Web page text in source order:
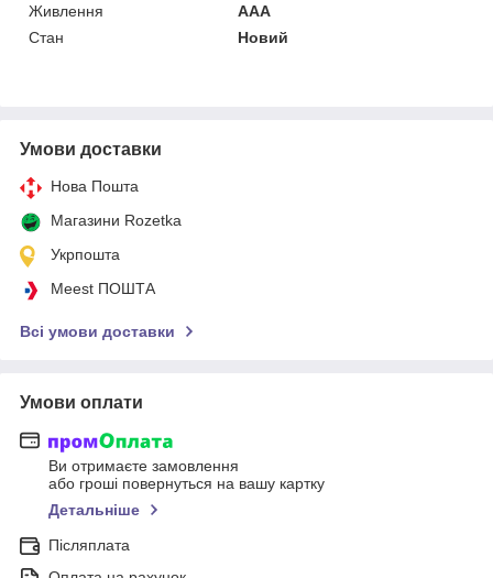
Живлення
AAA
Стан
Новий
Умови доставки
Нова Пошта
Магазини Rozetka
Укрпошта
Meest ПОШТА
Всі умови доставки
Умови оплати
Ви отримаєте замовлення
або гроші повернуться на вашу картку
Детальніше
Післяплата